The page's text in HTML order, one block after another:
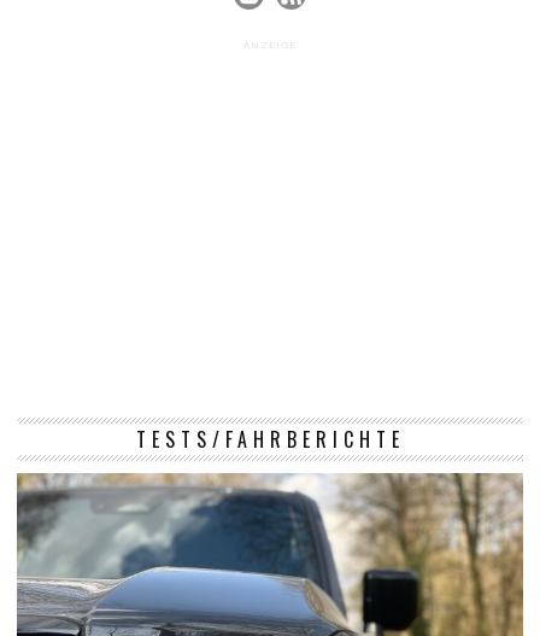
ANZEIGE
TESTS/FAHRBERICHTE